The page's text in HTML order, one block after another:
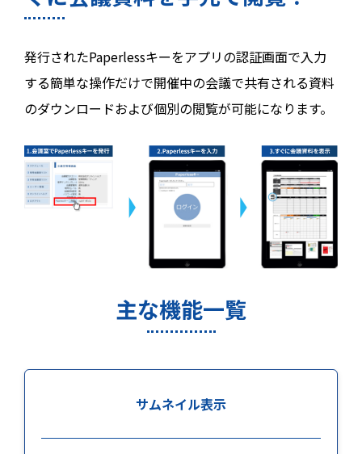
発行されたPaperlessキーをアプリの認証画面で入力
する簡単な操作だけで開催中の会議で共有される資料
のダウンロードおよび個別の閲覧が可能になります。
主な機能一覧
サムネイル表示